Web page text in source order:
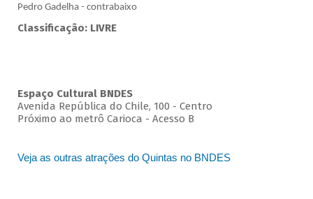
Pedro Gadelha - contrabaixo
Classificação: LIVRE
Espaço Cultural BNDES
Avenida República do Chile, 100 - Centro
Próximo ao metrô Carioca - Acesso B
Veja as outras atrações do Quintas no BNDES